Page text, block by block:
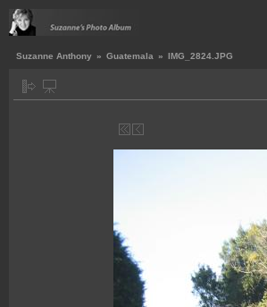
Suzanne Anthony » Guatemala » IMG_2824.JPG